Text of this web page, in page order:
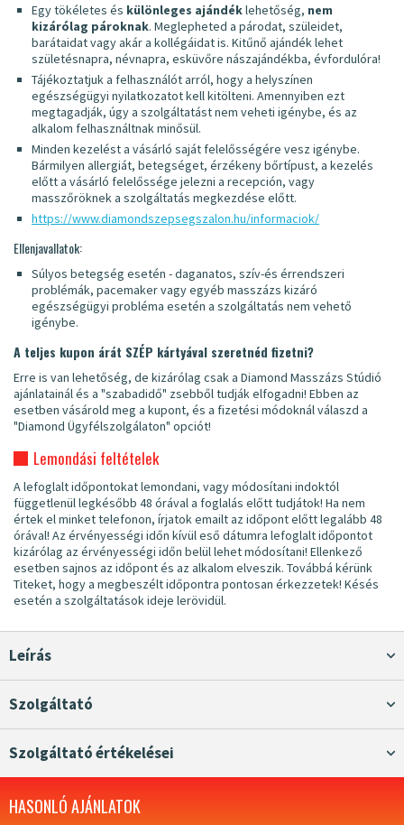
Egy tökéletes és különleges ajándéklehetőség, nem
kizárólag pároknak. Meglepheted a párodat, szüleidet,
barátaidat vagy akár a kollégáidat is. Kitűnő ajándék lehet
születésnapra, névnapra, esküvőre nászajándékba, évfordulóra!
Tájékoztatjuk a felhasználót arról, hogy a helyszínen
egészségügyi nyilatkozatot kell kitölteni. Amennyiben ezt
megtagadják, úgy a szolgáltatást nem veheti igénybe, és az
alkalom felhasználtnak minősül.
Minden kezelést a vásárló saját felelősségére vesz igénybe.
Bármilyen allergiát, betegséget, érzékeny bőrtípust, a kezelés
előtt a vásárló felelőssége jelezni a recepción, vagy
masszőröknek a szolgáltatás megkezdése előtt.
https://www.diamondszepsegszalon.hu/informaciok/
Ellenjavallatok:
Súlyos betegség esetén - daganatos, szív-és érrendszeri
problémák, pacemaker vagy egyéb masszázs kizáró
egészségügyi probléma esetén a szolgáltatás nem vehető
igénybe.
A teljes kupon árát SZÉP kártyával szeretnéd fizetni?
Erre is van lehetőség, de kizárólag csak a Diamond Masszázs Stúdió
ajánlatainál és a "szabadidő" zsebből tudják elfogadni! Ebben az
esetben vásárold meg a kupont, és a fizetési módoknál válaszd a
"Diamond Ügyfélszolgálaton" opciót!
Lemondási feltételek
A lefoglalt időpontokat lemondani, vagy módosítani indoktól
függetlenül legkésőbb 48 órával a foglalás előtt tudjátok! Ha nem
értek el minket telefonon, írjatok emailt az időpont előtt legalább 48
órával! Az érvényességi időn kívül eső dátumra lefoglalt időpontot
kizárólag az érvényességi időn belül lehet módosítani! Ellenkező
esetben sajnos az időpont és az alkalom elveszik. Továbbá kérünk
Titeket, hogy a megbeszélt időpontra pontosan érkezzetek! Késés
esetén a szolgáltatások ideje lerövidül.
Leírás
Szolgáltató
Szolgáltató értékelései
HASONLÓ AJÁNLATOK